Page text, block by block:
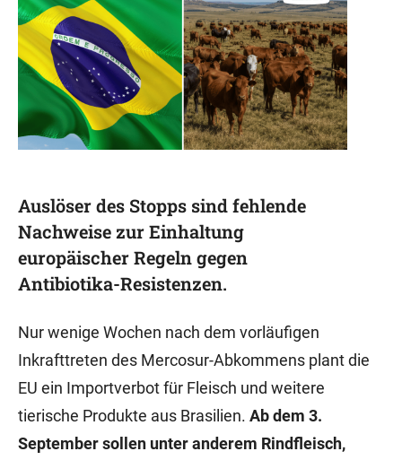
Auslöser des Stopps sind fehlende
Nachweise zur Einhaltung
europäischer Regeln gegen
Antibiotika-Resistenzen.
Nur wenige Wochen nach dem vorläufigen
Inkrafttreten des Mercosur-Abkommens plant die
EU ein Importverbot für Fleisch und weitere
tierische Produkte aus Brasilien. Ab dem 3.
September sollen unter anderem Rindfleisch,